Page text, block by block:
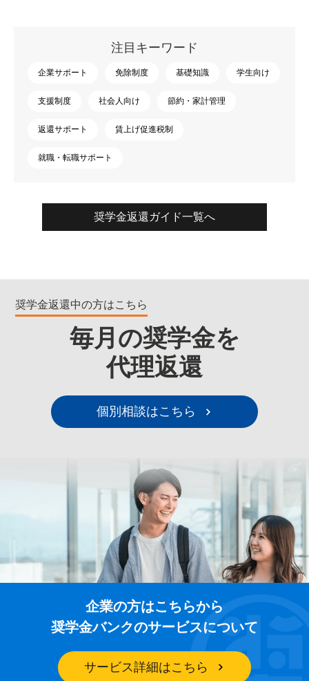
注目キーワード
企業サポート 免除制度 基礎知識 学生向け
支援制度 社会人向け 節約・家計管理
返還サポート 賃上げ促進税制
就職・転職サポート
奨学金返還ガイド一覧へ
奨学金返還中の方はこちら
毎月の奨学金を
代理返還
個別相談はこちら
企業の方はこちらから
奨学金バンクのサービスについて
サービス詳細はこちら